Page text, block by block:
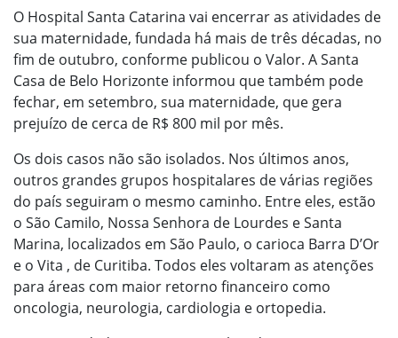
O Hospital Santa Catarina vai encerrar as atividades de
sua maternidade, fundada há mais de três décadas, no
fim de outubro, conforme publicou o Valor. A Santa
Casa de Belo Horizonte informou que também pode
fechar, em setembro, sua maternidade, que gera
prejuízo de cerca de R$ 800 mil por mês.
Os dois casos não são isolados. Nos últimos anos,
outros grandes grupos hospitalares de várias regiões
do país seguiram o mesmo caminho. Entre eles, estão
o São Camilo, Nossa Senhora de Lourdes e Santa
Marina, localizados em São Paulo, o carioca Barra D’Or
e o Vita , de Curitiba. Todos eles voltaram as atenções
para áreas com maior retorno financeiro como
oncologia, neurologia, cardiologia e ortopedia.